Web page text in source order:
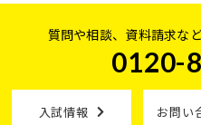
質問や相談、資料請求な
0120-
入試情報 お問い